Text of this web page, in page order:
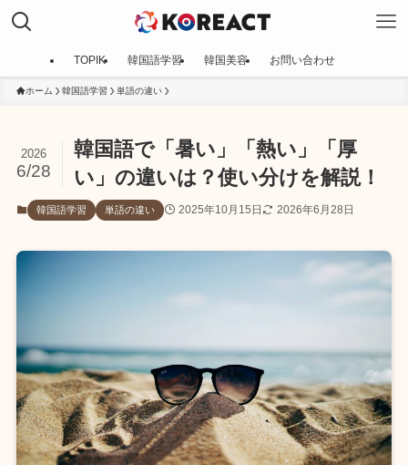
TOPIK 韓国語学習 韓国美容 お問い合わせ
ホーム 韓国語学習 単語の違い
韓国語で「暑い」「熱い」「厚
い」の違いは？使い分けを解説！
2026
6/28
韓国語学習 単語の違い 2025年10月15日 2026年6月28日